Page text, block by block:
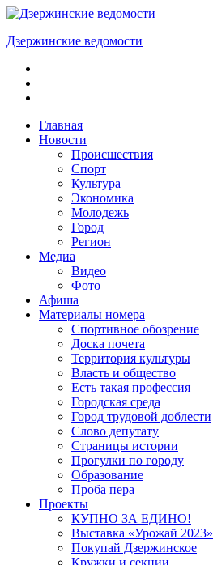
Skip
content
Дзержинские ведомости
ОБЩЕСТВЕННО-
ПОЛИТИЧЕСКАЯ
ГАЗЕТАГлавная
Новости
Происшествия
Спорт
Культура
Экономика
Молодежь
Город
Регион
Медиа
Видео
Фото
Афиша
Материалы номера
Спортивное обозрение
Доска почета
Территория культуры
Власть и общество
Есть такая профессия
Городская среда
Город трудовой доблести
Слово депутату
Страницы истории
Прогулки по городу
Образование
Проба пера
Проекты
КУПНО ЗА ЕДИНО!
Выставка «Урожай 2023»
Покупай Дзержинское
Кружки и секции